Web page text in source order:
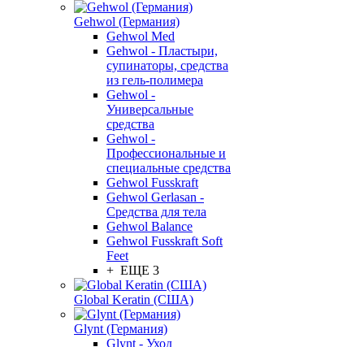
Gehwol (Германия)
Gehwol Med
Gehwol - Пластыри,
супинаторы, средства
из гель-полимера
Gehwol -
Универсальные
средства
Gehwol -
Профессиональные и
специальные средства
Gehwol Fusskraft
Gehwol Gerlasan -
Средства для тела
Gehwol Balance
Gehwol Fusskraft Soft
Feet
+ ЕЩЕ 3
Global Keratin (США)
Glynt (Германия)
Glynt - Уход